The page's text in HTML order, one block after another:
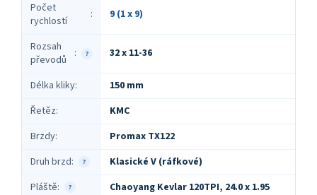
Počet
rychlostí
: 9 (1 x 9)
?
Rozsah
převodů
: 32 x 11-36
Délka kliky:
150 mm
Řetěz:
KMC
Brzdy: Promax TX122
?
Druh brzd: Klasické V (ráfkové)
?
Pláště:
Chaoyang Kevlar 120TPI, 24.0 x 1.95